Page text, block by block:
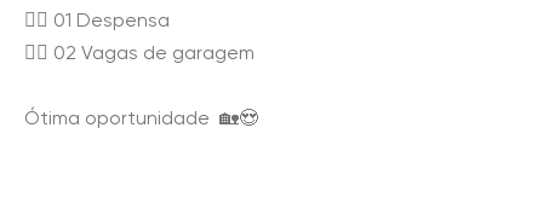
👉🏻 01 Despensa
👉🏻 02 Vagas de garagem
Ótima oportunidade 🏡😍